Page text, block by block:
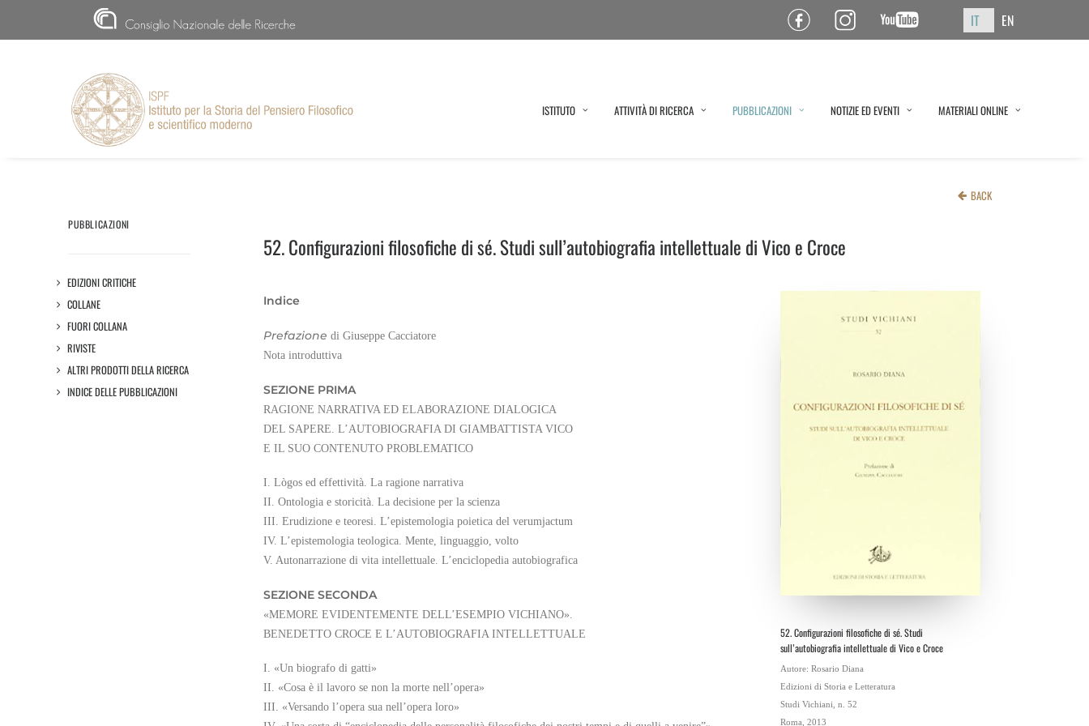
CNR Pagina Facebook ISPFPagina Instagram ISPFCanale YouTube ISPF IT EN
ISTITUTO ATTIVITÀ DI RICERCA PUBBLICAZIONI NOTIZIE ED EVENTI MATERIALI ONLINE
PUBBLICAZIONI
EDIZIONI CRITICHE
COLLANE
FUORI COLLANA
RIVISTE
ALTRI PRODOTTI DELLA RICERCA
INDICE DELLE PUBBLICAZIONI
BACK
52. Configurazioni filosofiche di sé. Studi sull’autobiografia intellettuale di Vico e Croce
Indice
Prefazione di Giuseppe Cacciatore
Nota introduttiva
SEZIONE PRIMA
RAGIONE NARRATIVA ED ELABORAZIONE DIALOGICA
DEL SAPERE. L’AUTOBIOGRAFIA DI GIAMBATTISTA VICO
E IL SUO CONTENUTO PROBLEMATICO
I. Lògos ed effettività. La ragione narrativa
II. Ontologia e storicità. La decisione per la scienza
III. Erudizione e teoresi. L’epistemologia poietica del verumjactum
IV. L’epistemologia teologica. Mente, linguaggio, volto
V. Autonarrazione di vita intellettuale. L’enciclopedia autobiografica
SEZIONE SECONDA
«MEMORE EVIDENTEMENTE DELL’ESEMPIO VICHIANO».
BENEDETTO CROCE E L’AUTOBIOGRAFIA INTELLETTUALE
I. «Un biografo di gatti»
II. «Cosa è il lavoro se non la morte nell’opera»
III. «Versando l’opera sua nell’opera loro»
52. Configurazioni filosofiche di sé. Studi
sull’autobiografia intellettuale di Vico e Croce
Autore: Rosario Diana
Edizioni di Storia e Letteratura
Studi Vichiani, n. 52
Roma, 2013